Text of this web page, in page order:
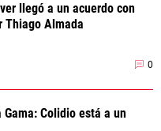
llegó a un acuerdo con
Thiago Almada
0
Colidio está a un